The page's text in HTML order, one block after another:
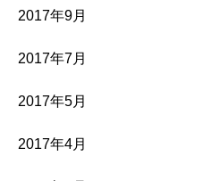
2017年9月
2017年7月
2017年5月
2017年4月